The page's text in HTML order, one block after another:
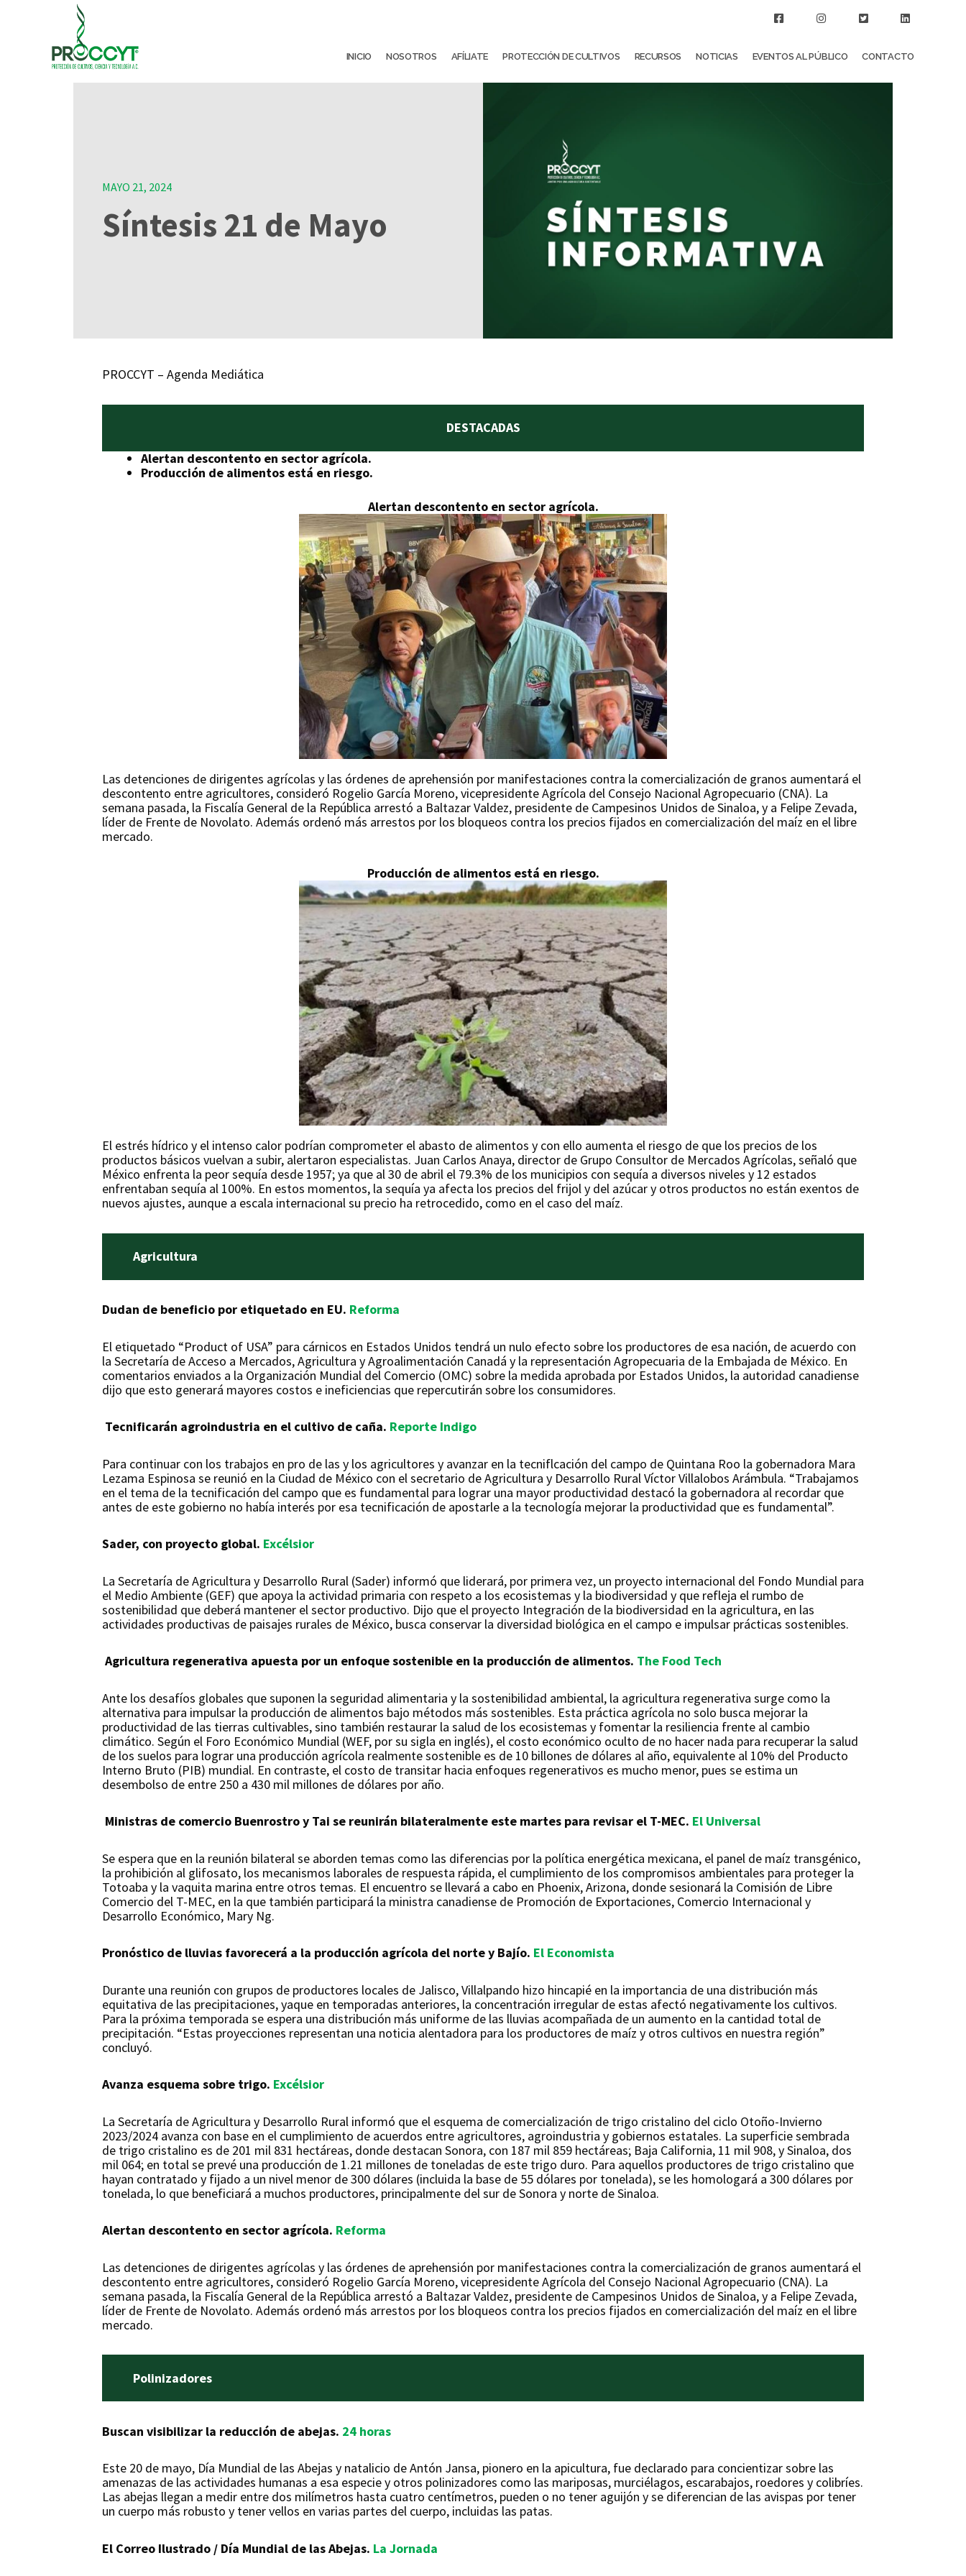
INICIO NOSOTROS AFÍLIATE PROTECCIÓN DE CULTIVOS RECURSOS NOTICIAS EVENTOS AL PÚBLICO CONTACTO
MAYO 21, 2024
Síntesis 21 de Mayo
PROCCYT – Agenda Mediática
DESTACADAS
Alertan descontento en sector agrícola.
Producción de alimentos está en riesgo.
Alertan descontento en sector agrícola.
Las detenciones de dirigentes agrícolas y las órdenes de aprehensión por manifestaciones contra la comercialización de granos aumentará el
descontento entre agricultores, consideró Rogelio García Moreno, vicepresidente Agrícola del Consejo Nacional Agropecuario (CNA). La
semana pasada, la Fiscalía General de la República arrestó a Baltazar Valdez, presidente de Campesinos Unidos de Sinaloa, y a Felipe Zevada,
líder de Frente de Novolato. Además ordenó más arrestos por los bloqueos contra los precios fijados en comercialización del maíz en el libre
mercado.
Producción de alimentos está en riesgo.
El estrés hídrico y el intenso calor podrían comprometer el abasto de alimentos y con ello aumenta el riesgo de que los precios de los
productos básicos vuelvan a subir, alertaron especialistas. Juan Carlos Anaya, director de Grupo Consultor de Mercados Agrícolas, señaló que
México enfrenta la peor sequía desde 1957; ya que al 30 de abril el 79.3% de los municipios con sequía a diversos niveles y 12 estados
enfrentaban sequía al 100%. En estos momentos, la sequía ya afecta los precios del frijol y del azúcar y otros productos no están exentos de
nuevos ajustes, aunque a escala internacional su precio ha retrocedido, como en el caso del maíz.
Agricultura
Dudan de beneficio por etiquetado en EU. Reforma
El etiquetado “Product of USA” para cárnicos en Estados Unidos tendrá un nulo efecto sobre los productores de esa nación, de acuerdo con
la Secretaría de Acceso a Mercados, Agricultura y Agroalimentación Canadá y la representación Agropecuaria de la Embajada de México. En
comentarios enviados a la Organización Mundial del Comercio (OMC) sobre la medida aprobada por Estados Unidos, la autoridad canadiense
dijo que esto generará mayores costos e ineficiencias que repercutirán sobre los consumidores.
Tecnificarán agroindustria en el cultivo de caña. Reporte Indigo
Para continuar con los trabajos en pro de las y los agricultores y avanzar en la tecniflcación del campo de Quintana Roo la gobernadora Mara
Lezama Espinosa se reunió en la Ciudad de México con el secretario de Agricultura y Desarrollo Rural Víctor Villalobos Arámbula. “Trabajamos
en el tema de la tecnificación del campo que es fundamental para lograr una mayor productividad destacó la gobernadora al recordar que
antes de este gobierno no había interés por esa tecnificación de apostarle a la tecnología mejorar la productividad que es fundamental”.
Sader, con proyecto global. Excélsior
La Secretaría de Agricultura y Desarrollo Rural (Sader) informó que liderará, por primera vez, un proyecto internacional del Fondo Mundial para
el Medio Ambiente (GEF) que apoya la actividad primaria con respeto a los ecosistemas y la biodiversidad y que refleja el rumbo de
sostenibilidad que deberá mantener el sector productivo. Dijo que el proyecto Integración de la biodiversidad en la agricultura, en las
actividades productivas de paisajes rurales de México, busca conservar la diversidad biológica en el campo e impulsar prácticas sostenibles.
Agricultura regenerativa apuesta por un enfoque sostenible en la producción de alimentos. The Food Tech
Ante los desafíos globales que suponen la seguridad alimentaria y la sostenibilidad ambiental, la agricultura regenerativa surge como la
alternativa para impulsar la producción de alimentos bajo métodos más sostenibles. Esta práctica agrícola no solo busca mejorar la
productividad de las tierras cultivables, sino también restaurar la salud de los ecosistemas y fomentar la resiliencia frente al cambio
climático. Según el Foro Económico Mundial (WEF, por su sigla en inglés), el costo económico oculto de no hacer nada para recuperar la salud
de los suelos para lograr una producción agrícola realmente sostenible es de 10 billones de dólares al año, equivalente al 10% del Producto
Interno Bruto (PIB) mundial. En contraste, el costo de transitar hacia enfoques regenerativos es mucho menor, pues se estima un
desembolso de entre 250 a 430 mil millones de dólares por año.
Ministras de comercio Buenrostro y Tai se reunirán bilateralmente este martes para revisar el T-MEC. El Universal
Se espera que en la reunión bilateral se aborden temas como las diferencias por la política energética mexicana, el panel de maíz transgénico,
la prohibición al glifosato, los mecanismos laborales de respuesta rápida, el cumplimiento de los compromisos ambientales para proteger la
Totoaba y la vaquita marina entre otros temas. El encuentro se llevará a cabo en Phoenix, Arizona, donde sesionará la Comisión de Libre
Comercio del T-MEC, en la que también participará la ministra canadiense de Promoción de Exportaciones, Comercio Internacional y
Desarrollo Económico, Mary Ng.
Pronóstico de lluvias favorecerá a la producción agrícola del norte y Bajío. El Economista
Durante una reunión con grupos de productores locales de Jalisco, Villalpando hizo hincapié en la importancia de una distribución más
equitativa de las precipitaciones, yaque en temporadas anteriores, la concentración irregular de estas afectó negativamente los cultivos.
Para la próxima temporada se espera una distribución más uniforme de las lluvias acompañada de un aumento en la cantidad total de
precipitación. “Estas proyecciones representan una noticia alentadora para los productores de maíz y otros cultivos en nuestra región”
concluyó.
Avanza esquema sobre trigo. Excélsior
La Secretaría de Agricultura y Desarrollo Rural informó que el esquema de comercialización de trigo cristalino del ciclo Otoño-Invierno
2023/2024 avanza con base en el cumplimiento de acuerdos entre agricultores, agroindustria y gobiernos estatales. La superficie sembrada
de trigo cristalino es de 201 mil 831 hectáreas, donde destacan Sonora, con 187 mil 859 hectáreas; Baja California, 11 mil 908, y Sinaloa, dos
mil 064; en total se prevé una producción de 1.21 millones de toneladas de este trigo duro. Para aquellos productores de trigo cristalino que
hayan contratado y fijado a un nivel menor de 300 dólares (incluida la base de 55 dólares por tonelada), se les homologará a 300 dólares por
tonelada, lo que beneficiará a muchos productores, principalmente del sur de Sonora y norte de Sinaloa.
Alertan descontento en sector agrícola. Reforma
Las detenciones de dirigentes agrícolas y las órdenes de aprehensión por manifestaciones contra la comercialización de granos aumentará el
descontento entre agricultores, consideró Rogelio García Moreno, vicepresidente Agrícola del Consejo Nacional Agropecuario (CNA). La
semana pasada, la Fiscalía General de la República arrestó a Baltazar Valdez, presidente de Campesinos Unidos de Sinaloa, y a Felipe Zevada,
líder de Frente de Novolato. Además ordenó más arrestos por los bloqueos contra los precios fijados en comercialización del maíz en el libre
mercado.
Polinizadores
Buscan visibilizar la reducción de abejas. 24 horas
Este 20 de mayo, Día Mundial de las Abejas y natalicio de Antón Jansa, pionero en la apicultura, fue declarado para concientizar sobre las
amenazas de las actividades humanas a esa especie y otros polinizadores como las mariposas, murciélagos, escarabajos, roedores y colibríes.
Las abejas llegan a medir entre dos milímetros hasta cuatro centímetros, pueden o no tener aguijón y se diferencian de las avispas por tener
un cuerpo más robusto y tener vellos en varias partes del cuerpo, incluidas las patas.
El Correo Ilustrado / Día Mundial de las Abejas. La Jornada